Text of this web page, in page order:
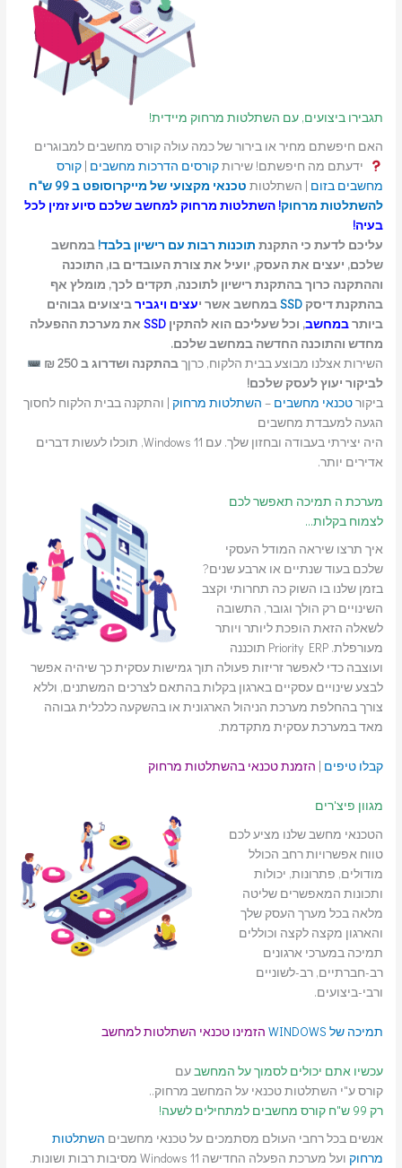
תגבירו ביצועים, עם השתלטות מרחוק מיידית!
האם חיפשתם מחיר או בירור של כמה עולה קורס מחשבים למבוגרים
ידעתם מה חיפשתם! שירותקורסים הדרכות מחשבים | קורס
מחשבים בזום | השתלטות
טכנאי מקצועי של מייקרוסופט ב 99 ש"ח
להשתלטות מרחוק!השתלטות מרחוק למחשבשלכם סיוע זמין לכל
בעיה!
עליכם לדעת כי התקנת תוכנות רבות עם רישיון בלבד! במחשב
שלכם, יעצים את העסק, יועיל את צורת העובדים בו, התוכנה
וההתקנה כרוך בהתקנת רישיון לתוכנה, תקדים לכך, מומלץ אף
בהתקנת דיסקSSDבמחשב אשר יעצים ויגבירביצועים גבוהים
ביותרבמחשב, וכל שעליכם הוא להתקיןSSD את מערכת ההפעלה
מחדש והתוכנה החדשה במחשב שלכם.
השירות אצלנו מבוצע בבית הלקוח, כרןךבהתקנה ושדרוג ב 250 ₪
לביקור יעוץ לעסק שלכם!
ביקורטכנאי מחשבים – השתלטות מרחוק | והתקנה בבית הלקוח לחסוך
הגעה למעבדת מחשבים
היה יצירתי בעבודה ובחזון שלך. עם Windows 11, תוכלו לעשות דברים
אדירים יותר.
מערכת ה תמיכה תאפשר לכם
לצמוח בקלות…
איך תרצו שיראה המודל העסקי
שלכם בעוד שנתיים או ארבע שנים?
בזמן שלנו בו השוק כה תחרותי וקצב
השינויים רק הולך וגובר, התשובה
לשאלה הזאת הופכת ליותר ויותר
מעורפלת. Priority ERP תוכננה
ועוצבה כדי לאפשר זריזות פעולה תוך גמישות עסקית כך שיהיה אפשר
לבצע שינויים עסקיים בארגון בקלות בהתאם לצרכים המשתנים, וללא
צורך בהחלפת מערכת הניהול הארגונית או בהשקעה כלכלית גבוהה
מאד במערכת עסקית מתקדמת.
קבלו טיפים הזמנת טכנאי בהשתלטות מרחוק
מגוון פיצ'רים
הטכנאי מחשב שלנו מציע לכם
טווח אפשרויות רחב הכולל
מודולים, פתרונות, יכולות
ותכונות המאפשרים שליטה
מלאה בכל מערך העסק שלך
והארגון מקצה לקצה וכוללים
תמיכה במערכי ארגונים
רב-חברתיים, רב-לשוניים
ורבי-ביצועים.
תמיכה של WINDOWS הזמינו טכנאי השתלטות למחשב
עכשיו אתם יכולים לסמוך על המחשבעם
קורס ע"י השתלטות טכנאי על המחשב מרחוק..
רק 99 ש"ח קורס מחשבים למתחילים לשעה!
אנשים בכל רחבי העולם מסתמכים על טכנאי מחשבים השתלטות
מרחוק
ועל מערכת הפעלה החדישה Windows 11 מסיבות רבות ושונות.